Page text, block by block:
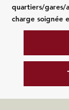
quartiers/gares/
charge soignée